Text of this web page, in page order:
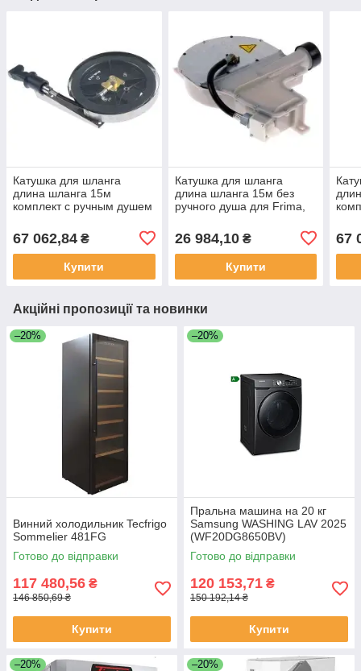
Катушка для шланга
длина шланга 15м
комплект с ручным душем
67 062,84 ₴
Купити
Катушка для шланга
длина шланга 15м без
ручного душа для Frima,
26 984,10₴
Купити
67
Акційні пропозиції та новинки
–20%
Винний холодильник Tecfrigo
Sommelier 481FG
Готово до відправки
117 480,56 ₴
146 850,69 ₴
Купити
–20%
Пральна машина на 20 кг
Samsung WASHING LAV 2025
(WF20DG8650BV)
Готово до відправки
120 153,71 ₴
150 192,14 ₴
Купити
–20% –20%